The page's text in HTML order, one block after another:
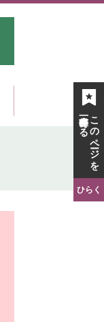
このページを
一時保存する
ひらく